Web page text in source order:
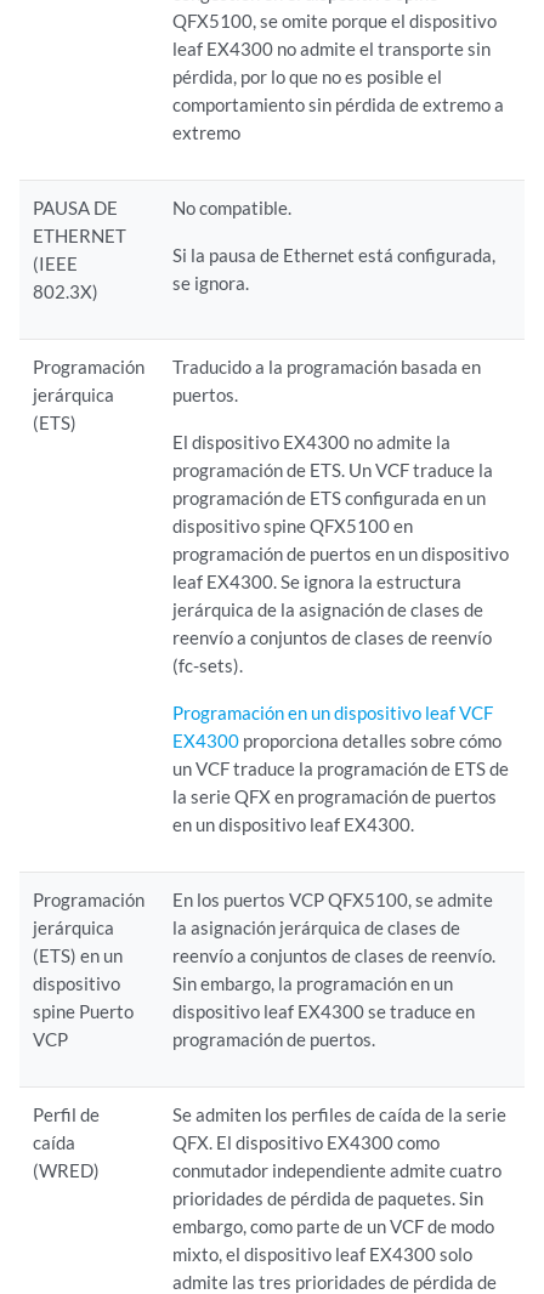
QFX5100, se omite porque el dispositivo
leaf EX4300 no admite el transporte sin
pérdida, por lo que no es posible el
comportamiento sin pérdida de extremo a
extremo
PAUSA DE
ETHERNET
(IEEE
802.3X)
No compatible.
Si la pausa de Ethernet está configurada,
se ignora.
Programación
jerárquica
(ETS)
Traducido a la programación basada en
puertos.
El dispositivo EX4300 no admite la
programación de ETS. Un VCF traduce la
programación de ETS configurada en un
dispositivo spine QFX5100 en
programación de puertos en un dispositivo
leaf EX4300. Se ignora la estructura
jerárquica de la asignación de clases de
reenvío a conjuntos de clases de reenvío
(fc-sets).
Programación en un dispositivo leaf VCF
EX4300 proporciona detalles sobre cómo
un VCF traduce la programación de ETS de
la serie QFX en programación de puertos
en un dispositivo leaf EX4300.
Programación
jerárquica
(ETS) en un
dispositivo
spine Puerto
VCP
En los puertos VCP QFX5100, se admite
la asignación jerárquica de clases de
reenvío a conjuntos de clases de reenvío.
Sin embargo, la programación en un
dispositivo leaf EX4300 se traduce en
programación de puertos.
Perfil de
caída
(WRED)
Se admiten los perfiles de caída de la serie
QFX. El dispositivo EX4300 como
conmutador independiente admite cuatro
prioridades de pérdida de paquetes. Sin
embargo, como parte de un VCF de modo
mixto, el dispositivo leaf EX4300 solo
admite las tres prioridades de pérdida de